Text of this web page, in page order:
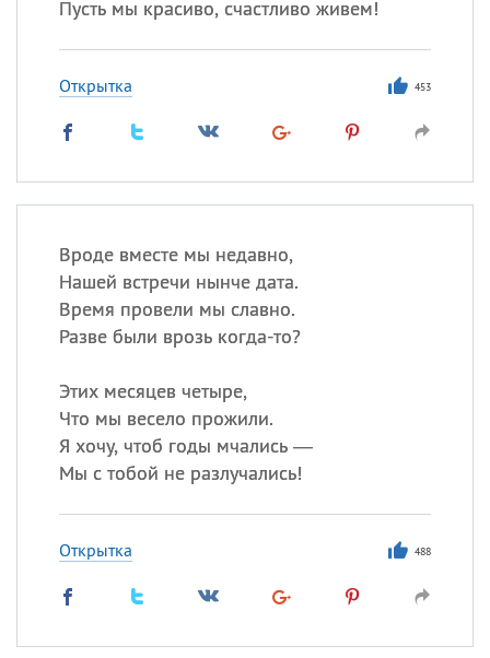
Пусть мы красиво, счастливо живем!
Открытка 453
Вроде вместе мы недавно,
Нашей встречи нынче дата.
Время провели мы славно.
Разве были врозь когда-то?
Этих месяцев четыре,
Что мы весело прожили.
Я хочу, чтоб годы мчались —
Мы с тобой не разлучались!
Открытка 488